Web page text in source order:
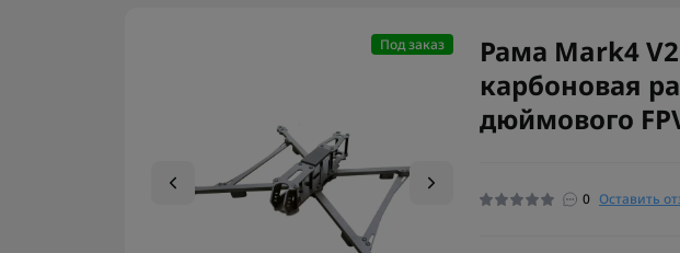
Под заказ
Рама Mark4
карбоновая
дюймового
0 Оставить